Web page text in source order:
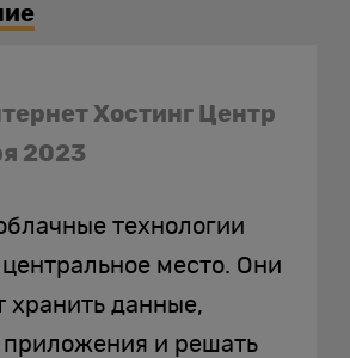
Хостинг Центр
2023
технологии
место. Они
хранить данные,
приложения и решать